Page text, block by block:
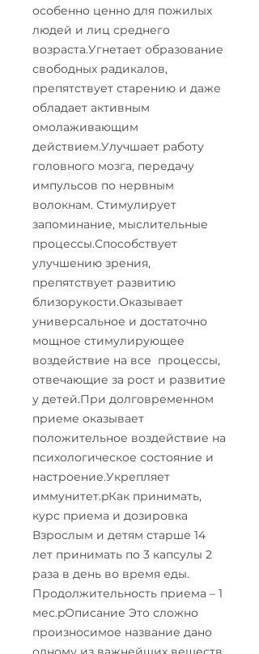
особенно ценно для пожилых
людей и лиц среднего
возраста.Угнетает образование
свободных радикалов,
препятствует старению и даже
обладает активным
омолаживающим
действием.Улучшает работу
головного мозга, передачу
импульсов по нервным
волокнам. Стимулирует
запоминание, мыслительные
процессы.Способствует
улучшению зрения,
препятствует развитию
близорукости.Оказывает
универсальное и достаточно
мощное стимулирующее
воздействие на все процессы,
отвечающие за рост и развитие
у детей.При долговременном
приеме оказывает
положительное воздействие на
психологическое состояние и
настроение.Укрепляет
иммунитет.pКак принимать,
курс приема и дозировка
Взрослым и детям старше 14
лет принимать по 3 капсулы 2
раза в день во время еды.
Продолжительность приема – 1
мес.pОписание Это сложно
произносимое название дано